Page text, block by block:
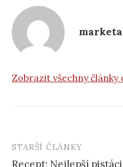
marketa
Zobrazit všechny
Post
STARŠÍ ČLÁNKY
Recept: Nejlepší